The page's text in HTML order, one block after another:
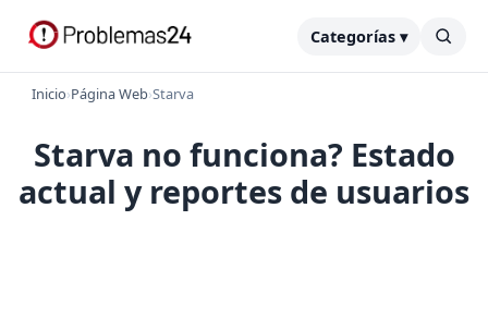
Categorías ▾
Inicio›Página Web›Starva
Starva no funciona? Estado
actual y reportes de usuarios